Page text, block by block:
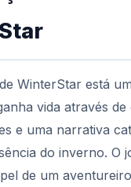
WinterStar está
vida através de
e uma narrativa
do inverno. O
de um